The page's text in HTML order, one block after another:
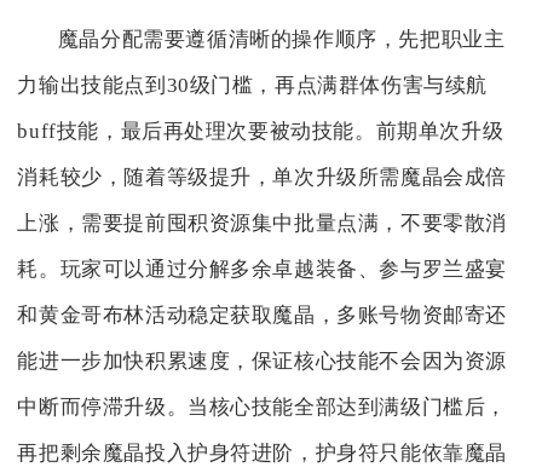
魔晶分配需要遵循清晰的操作顺序，先把职业主
力输出技能点到30级门槛，再点满群体伤害与续航
buff技能，最后再处理次要被动技能。前期单次升级
消耗较少，随着等级提升，单次升级所需魔晶会成倍
上涨，需要提前囤积资源集中批量点满，不要零散消
耗。玩家可以通过分解多余卓越装备、参与罗兰盛宴
和黄金哥布林活动稳定获取魔晶，多账号物资邮寄还
能进一步加快积累速度，保证核心技能不会因为资源
中断而停滞升级。当核心技能全部达到满级门槛后，
再把剩余魔晶投入护身符进阶，护身符只能依靠魔晶